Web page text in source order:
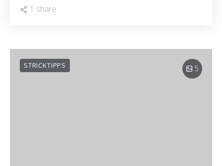
1 share
5
STRICKTIPPS